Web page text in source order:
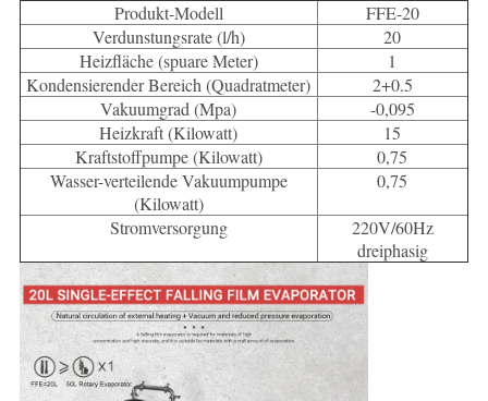
Produkt-Modell
FFE-20
Verdunstungsrate (l/h)
20
Heizfläche (spuare Meter)
1
Kondensierender Bereich (Quadratmeter)
2+0.5
Vakuumgrad (Mpa)
-0,095
Heizkraft (Kilowatt)
15
Kraftstoffpumpe (Kilowatt)
0,75
Wasser-verteilende Vakuumpumpe
(Kilowatt)
0,75
Stromversorgung
220V/60Hz
dreiphasig